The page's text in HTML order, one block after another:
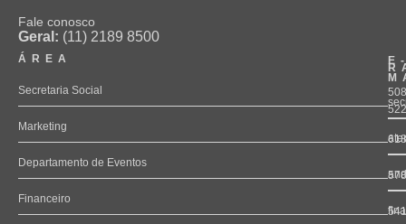
Fale conosco
Geral: (11) 2189 8500
ÁREA
Secretaria Social
Marketing
Departamento de Eventos
Financeiro
522
618
578
541